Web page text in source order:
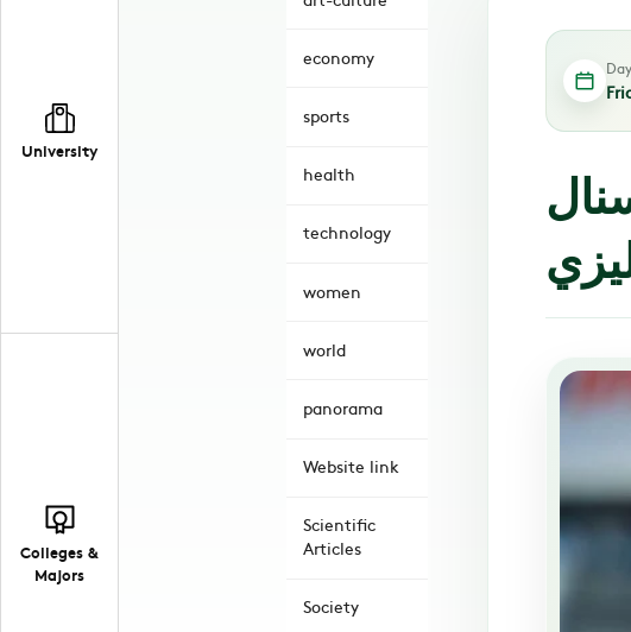
University
Colleges &
Majors
economy
sports
health
technology
women
world
panorama
Website link
Scientific
Articles
Society
Day